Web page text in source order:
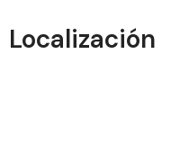
Localización